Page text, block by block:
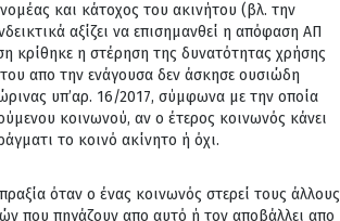
και κάτοχος του ακινήτου (βλ. την
αξίζει να επισημανθεί η απόφαση ΑΠ
κρίθηκε η στέρηση της δυνατότητας χρήσης
απο την ενάγουσα δεν άσκησε ουσιώδη
υπ’αρ. 16/2017, σύμφωνα με την οποία
κοινωνού, αν ο έτερος κοινωνός κάνει
το κοινό ακίνητο ή όχι.
όταν ο ένας κοινωνός στερεί τους άλλους
που πηγάζουν απο αυτό ή τον αποβάλλει απο